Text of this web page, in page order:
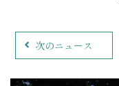
次のニュース